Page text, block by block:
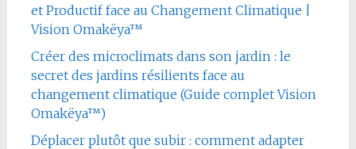
et Productif face au Changement Climatique |
Vision Omakëya™
Créer des microclimats dans son jardin : le
secret des jardins résilients face au
changement climatique (Guide complet Vision
Omakëya™)
Déplacer plutôt que subir : comment adapter